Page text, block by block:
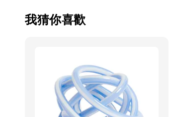
我猜你喜歡